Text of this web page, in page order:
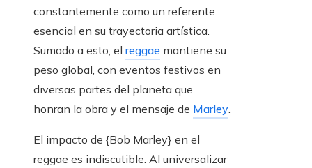
constantemente como un referente
esencial en su trayectoria artística.
Sumado a esto, el reggae mantiene su
peso global, con eventos festivos en
diversas partes del planeta que
honran la obra y el mensaje de Marley.
El impacto de {Bob Marley} en el
reggae es indiscutible. Al universalizar